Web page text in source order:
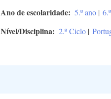
Ano de escolaridade 5.º ano |
Nível/Disciplina 2.º Ciclo |